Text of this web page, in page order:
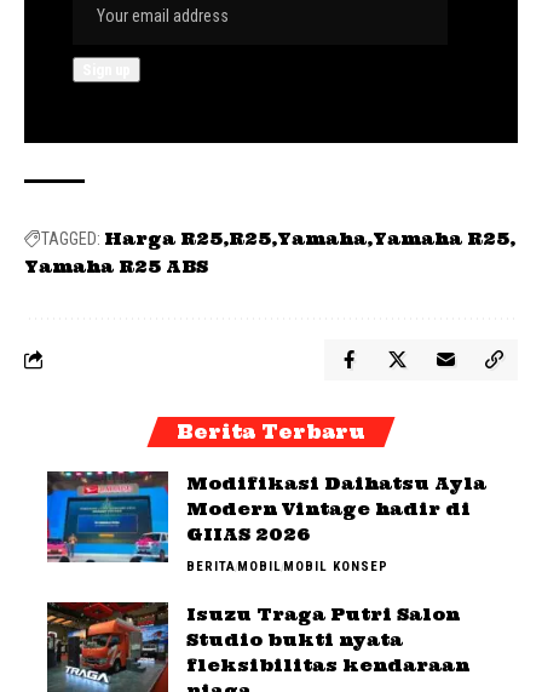
TAGGED: Harga R25 R25 Yamaha Yamaha R25
Yamaha R25 ABS
Berita Terbaru
Modifikasi Daihatsu Ayla
Modern Vintage hadir di
GIIAS 2026
BERITAMOBILMOBIL KONSEP
Isuzu Traga Putri Salon
Studio bukti nyata
fleksibilitas kendaraan